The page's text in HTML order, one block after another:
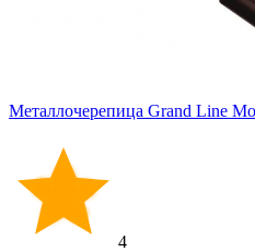
Металлочерепица Grand Line
4